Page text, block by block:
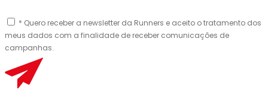
* Quero receber a newsletter da Runners e aceito o tratamento dos
meus dados com a finalidade de receber comunicações de
campanhas.